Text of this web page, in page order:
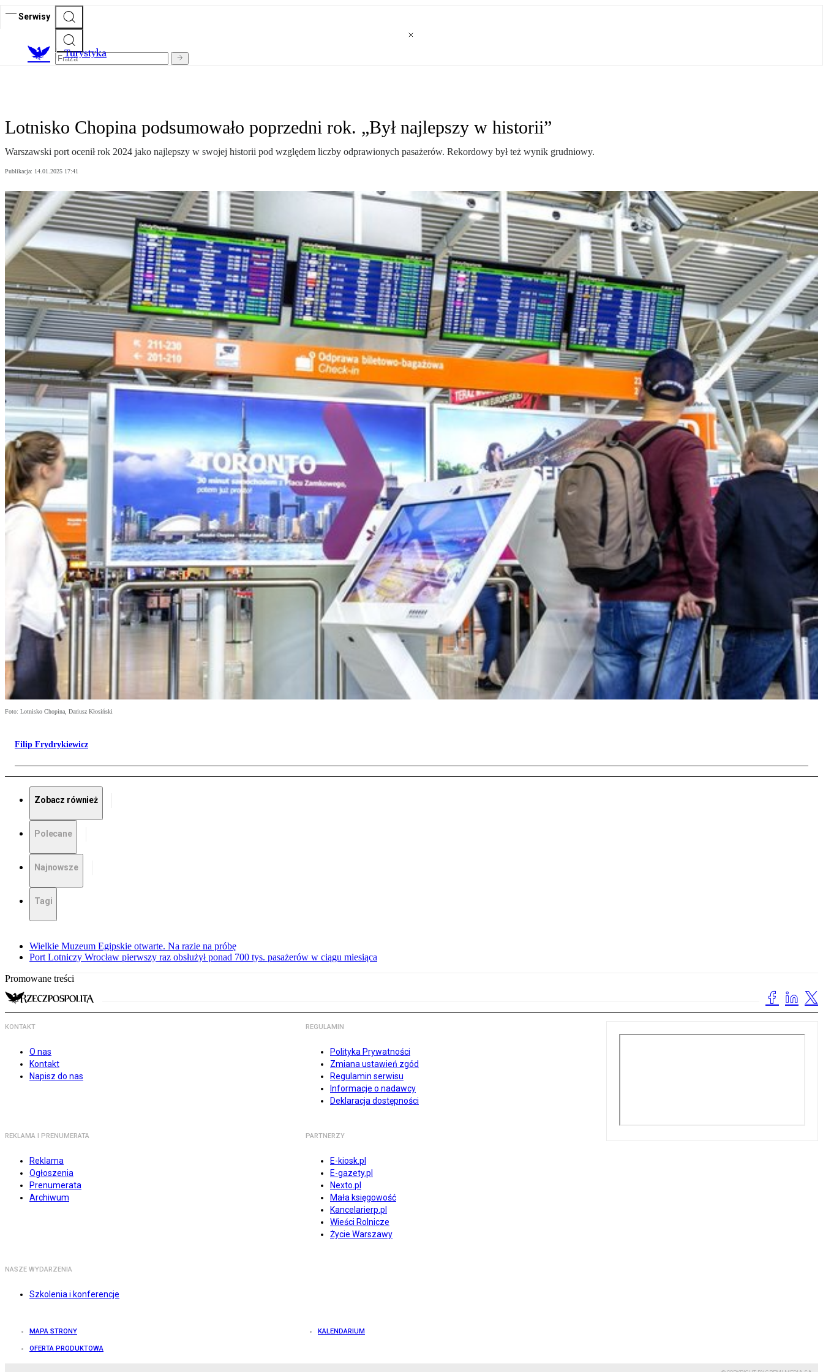
Serwisy
Turystyka
Lotnisko Chopina podsumowało poprzedni rok. „Był najlepszy w historii”
Warszawski port ocenił rok 2024 jako najlepszy w swojej historii pod względem liczby odprawionych pasażerów. Rekordowy był też wynik grudniowy.
Publikacja: 14.01.2025 17:41
Foto: Lotnisko Chopina, Dariusz Kłosiński
Filip Frydrykiewicz
Zobacz również
Polecane
Najnowsze
Tagi
Wielkie Muzeum Egipskie otwarte. Na razie na próbę
Port Lotniczy Wrocław pierwszy raz obsłużył ponad 700 tys. pasażerów w ciągu miesiąca
Promowane treści
KONTAKT
O nas
Kontakt
Napisz do nas
REGULAMIN
Polityka Prywatności
Zmiana ustawień zgód
Regulamin serwisu
Informacje o nadawcy
Deklaracja dostępności
REKLAMA I PRENUMERATA
Reklama
Ogłoszenia
Prenumerata
Archiwum
PARTNERZY
E-kiosk.pl
E-gazety.pl
Nexto.pl
Mała księgowość
Kancelarierp.pl
Wieści Rolnicze
Życie Warszawy
NASZE WYDARZENIA
Szkolenia i konferencje
MAPA STRONY KALENDARIUM
OFERTA PRODUKTOWA